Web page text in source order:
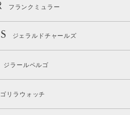
フランクミュラー
ジェラルドチャールズ
ジラールペルゴ
ゴリラウォッチ